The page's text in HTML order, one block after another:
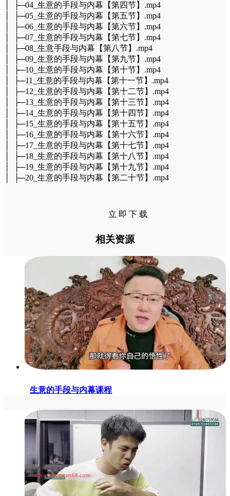
│ ├─04_生意的手段与内幕【第四节】.mp4
│ ├─05_生意的手段与内幕【第五节】.mp4
│ ├─06_生意的手段与内幕【第六节】.mp4
│ ├─07_生意的手段与内幕【第七节】.mp4
│ ├─08_生意手段与内幕【第八节】.mp4
│ ├─09_生意的手段与内幕【第九节】.mp4
│ ├─10_生意的手段与内幕【第十节】.mp4
│ ├─11_生意的手段与内幕【第十一节】.mp4
│ ├─12_生意的手段与内幕【第十二节】.mp4
│ ├─13_生意的手段与内幕【第十三节】.mp4
│ ├─14_生意的手段与内幕【第十四节】.mp4
│ ├─15_生意的手段与内幕【第十五节】.mp4
│ ├─16_生意的手段与内幕【第十六节】.mp4
│ ├─17_生意的手段与内幕【第十七节】.mp4
│ ├─18_生意的手段与内幕【第十八节】.mp4
│ ├─19_生意的手段与内幕【第十九节】.mp4
│ ├─20_生意的手段与内幕【第二十节】.mp4
立 即 下 载
相关资源
生意的手段与内幕课程